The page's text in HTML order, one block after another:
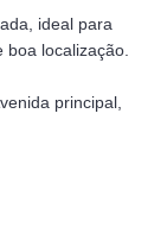
ideal para
boa localização.
principal,